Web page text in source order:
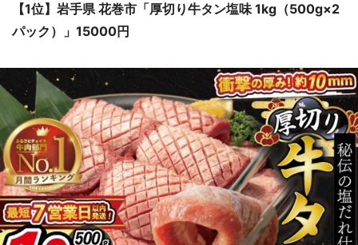
【1位】岩手県 花巻市「厚切り牛タン塩味 1kg（500g×2
パック）」15000円